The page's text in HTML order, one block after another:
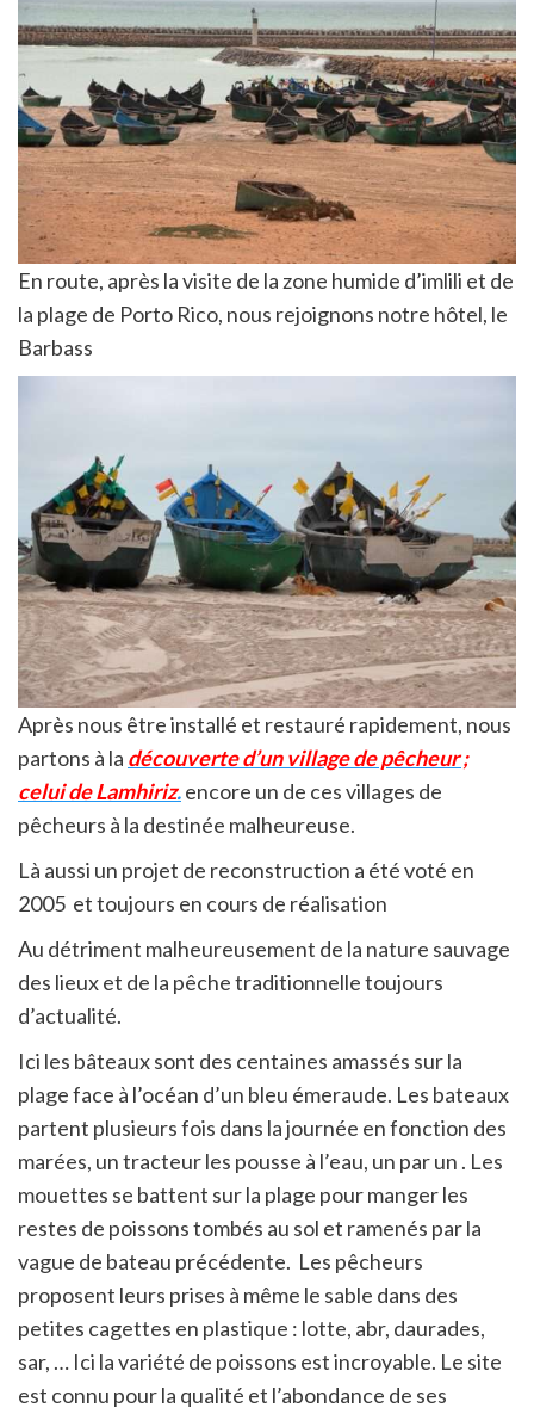
En route, après la visite de la zone humide d’imlili et de
la plage de Porto Rico, nous rejoignons notre hôtel, le
Barbass
Après nous être installé et restauré rapidement, nous
partons à la découverte d’un village de pêcheur ;
celui de Lamhiriz.encore un de ces villages de
pêcheurs à la destinée malheureuse.
Là aussi un projet de reconstruction a été voté en
2005 et toujours en cours de réalisation
Au détriment malheureusement de la nature sauvage
des lieux et de la pêche traditionnelle toujours
d’actualité.
Ici les bâteaux sont des centaines amassés sur la
plage face à l’océan d’un bleu émeraude. Les bateaux
partent plusieurs fois dans la journée en fonction des
marées, un tracteur les pousse à l’eau, un par un . Les
mouettes se battent sur la plage pour manger les
restes de poissons tombés au sol et ramenés par la
vague de bateau précédente. Les pêcheurs
proposent leurs prises à même le sable dans des
petites cagettes en plastique : lotte, abr, daurades,
sar, … Ici la variété de poissons est incroyable. Le site
est connu pour la qualité et l’abondance de ses